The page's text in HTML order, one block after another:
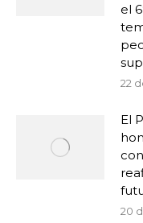
el
22
El
20